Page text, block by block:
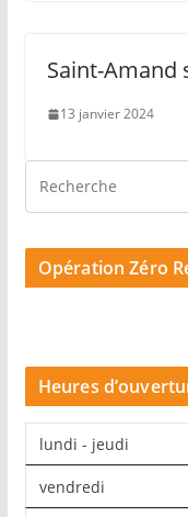
Saint-Amand
13 janvier 2024
Opération Zéro
Heures
lundi - jeudi
vendredi